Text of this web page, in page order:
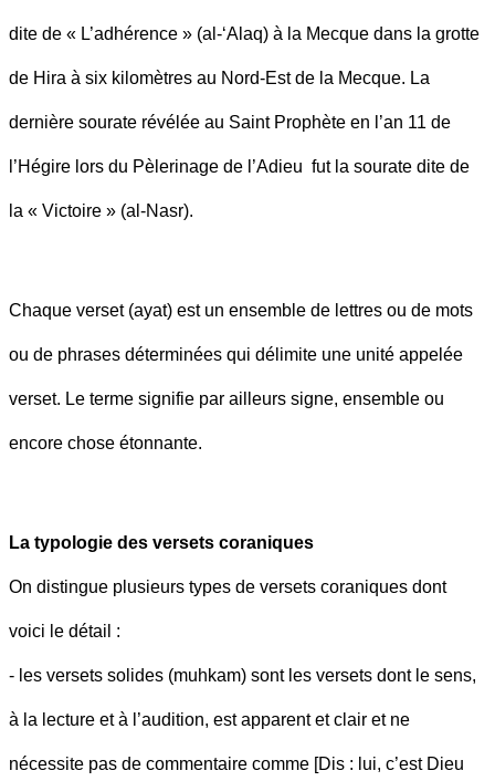
dite de « L’adhérence » (al-‘Alaq) à la Mecque dans la grotte
de Hira à six kilomètres au Nord-Est de la Mecque. La
dernière sourate révélée au Saint Prophète en l’an 11 de
l’Hégire lors du Pèlerinage de l’Adieu fut la sourate dite de
la « Victoire » (al-Nasr).
Chaque verset (ayat) est un ensemble de lettres ou de mots
ou de phrases déterminées qui délimite une unité appelée
verset. Le terme signifie par ailleurs signe, ensemble ou
encore chose étonnante.
La typologie des versets coraniques
On distingue plusieurs types de versets coraniques dont
voici le détail :
- les versets solides (muhkam) sont les versets dont le sens,
à la lecture et à l’audition, est apparent et clair et ne
nécessite pas de commentaire comme [Dis : lui, c’est Dieu